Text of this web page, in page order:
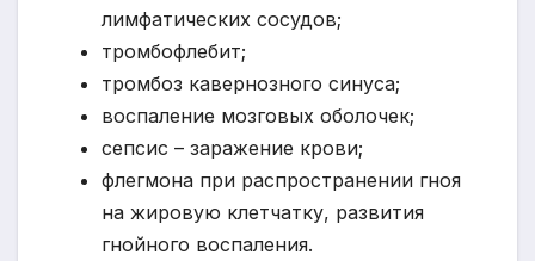
лимфатических сосудов;
тромбофлебит;
тромбоз кавернозного синуса;
воспаление мозговых оболочек;
сепсис – заражение крови;
флегмона при распространении гноя
на жировую клетчатку, развития
гнойного воспаления.